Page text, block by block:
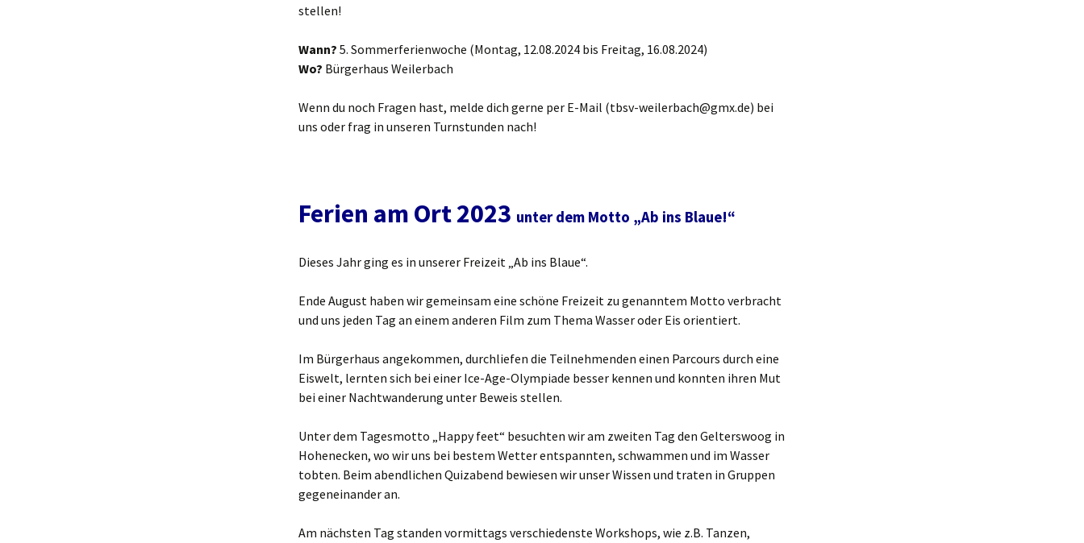
stellen!
Wann? 5. Sommerferienwoche (Montag, 12.08.2024 bis Freitag, 16.08.2024)
Wo? Bürgerhaus Weilerbach
Wenn du noch Fragen hast, melde dich gerne per E-Mail (tbsv-weilerbach@gmx.de) bei
uns oder frag in unseren Turnstunden nach!
Ferien am Ort 2023 unter dem Motto „Ab ins Blaue!“
Dieses Jahr ging es in unserer Freizeit „Ab ins Blaue“.
Ende August haben wir gemeinsam eine schöne Freizeit zu genanntem Motto verbracht
und uns jeden Tag an einem anderen Film zum Thema Wasser oder Eis orientiert.
Im Bürgerhaus angekommen, durchliefen die Teilnehmenden einen Parcours durch eine
Eiswelt, lernten sich bei einer Ice-Age-Olympiade besser kennen und konnten ihren Mut
bei einer Nachtwanderung unter Beweis stellen.
Unter dem Tagesmotto „Happy feet“ besuchten wir am zweiten Tag den Gelterswoog in
Hohenecken, wo wir uns bei bestem Wetter entspannten, schwammen und im Wasser
tobten. Beim abendlichen Quizabend bewiesen wir unser Wissen und traten in Gruppen
gegeneinander an.
Am nächsten Tag standen vormittags verschiedenste Workshops, wie z.B. Tanzen,